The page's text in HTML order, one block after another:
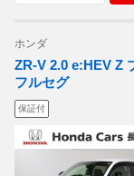
ホンダ
ZR-V 2.0 e:HEV Z
フルセグ
保証付